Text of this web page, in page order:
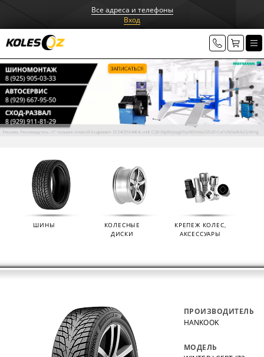
Все адреса и телефоны
Вход
ШИНЫ
КОЛЕСНЫЕ
ДИСКИ
КРЕПЕЖ КОЛЕС,
АКСЕССУАРЫ
ПРОИЗВОДИТЕЛЬ
HANKOOK
МОДЕЛЬ